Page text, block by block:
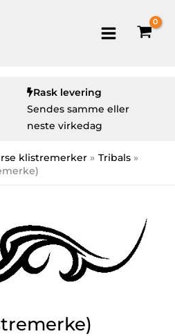
Rask levering
Sendes samme eller
neste virkedag
klistremerker
Tribals